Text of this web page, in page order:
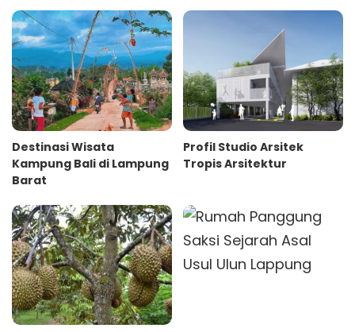
Destinasi Wisata
Kampung Bali di Lampung
Barat
Profil Studio Arsitek
Tropis Arsitektur